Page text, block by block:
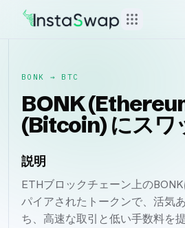
BONK → BTC
BONK
(Bitcoin) にスワ
説明
ETHブロックチェーン上の
パイアされたトークンで、活気
ち、高速な取引と低い手数料を